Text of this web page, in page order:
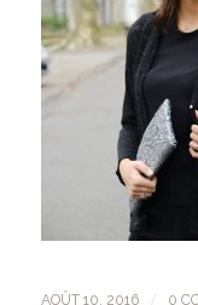
AOÛT 10, 2016 / 0